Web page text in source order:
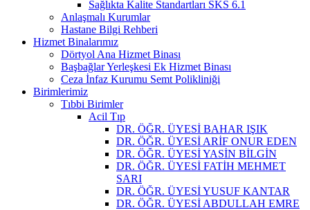
Sağlıkta Kalite Standartları SKS 6.1
Anlaşmalı Kurumlar
Hastane Bilgi Rehberi
Hizmet Binalarımız
Dörtyol Ana Hizmet Binası
Başbağlar Yerleşkesi Ek Hizmet Binası
Ceza İnfaz Kurumu Semt Polikliniği
Birimlerimiz
Tıbbi Birimler
Acil Tıp
DR. ÖĞR. ÜYESİ BAHAR IŞIK
DR. ÖĞR. ÜYESİ ARİF ONUR EDEN
DR. ÖĞR. ÜYESİ YASİN BİLGİN
DR. ÖĞR. ÜYESİ FATİH MEHMET
SARI
DR. ÖĞR. ÜYESİ YUSUF KANTAR
DR. ÖĞR. ÜYESİ ABDULLAH EMRE